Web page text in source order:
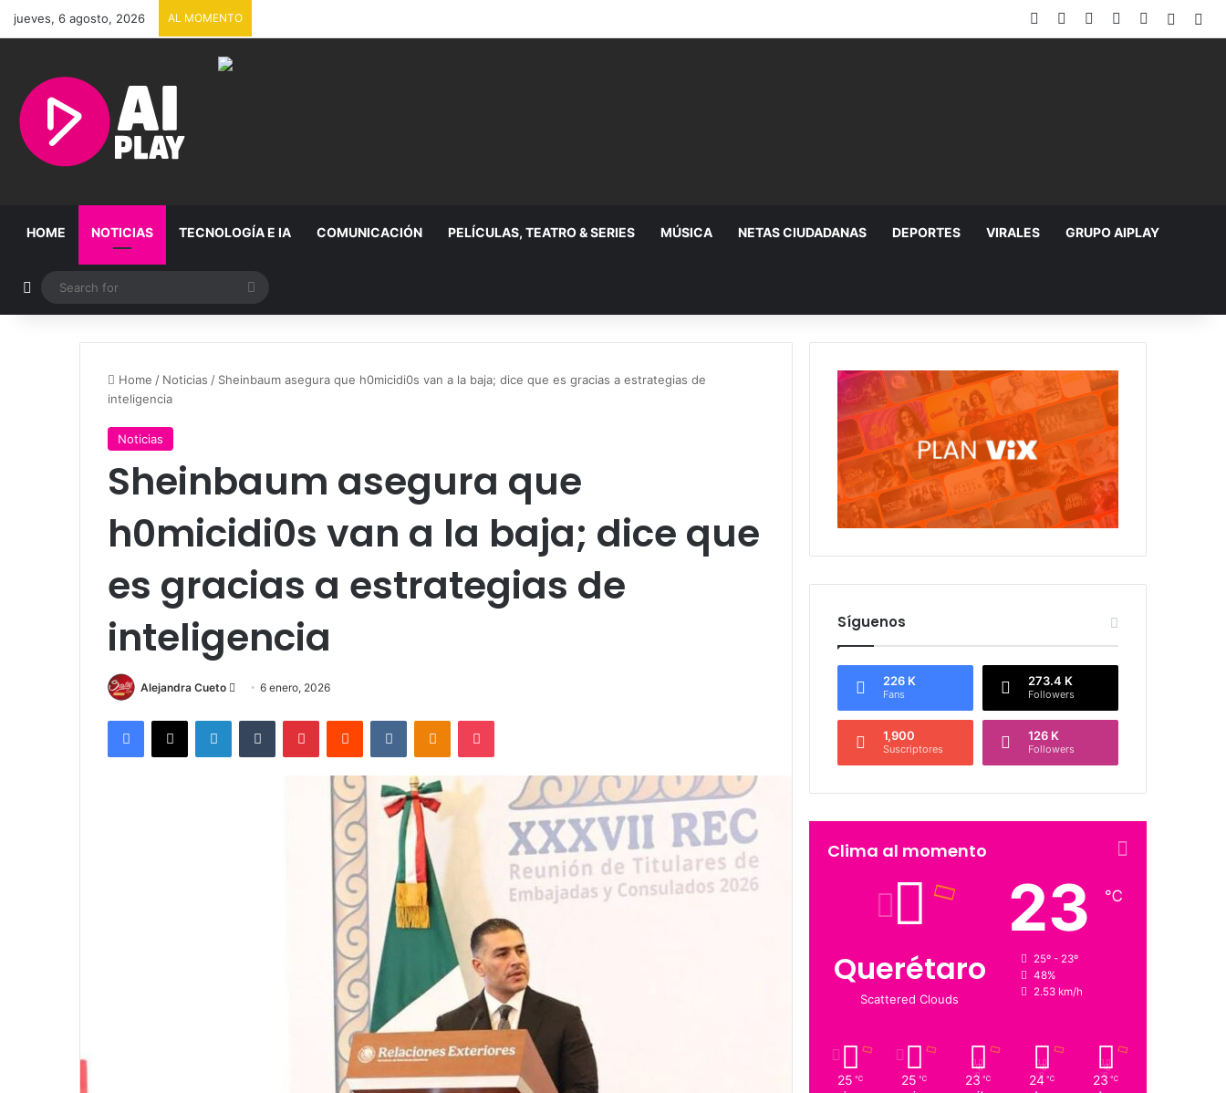
jueves, 6 agosto, 2026 AL MOMENTO Facebook YouTubeInstagram
TikTok
HOME NOTICIAS TECNOLOGÍA E IA COMUNICACIÓN PELÍCULAS, TEATRO & SERIES MÚSICA NETAS CIUDADANAS DEPORTES VIRALES GRUPO AIPLAY
Random Article
Search
for
Home / Noticias / Sheinbaum asegura que h0micidi0s van a la baja; dice que es gracias a estrategias de
inteligencia
Noticias
Sheinbaum asegura que
h0micidi0s van a la baja; dice que
es gracias a estrategias de
inteligencia
Alejandra Cueto
Send
email
6 enero, 2026
Facebook
X LinkedInTumblr PinterestReddit VKontakteOdnoklassniki
Pocket
Síguenos
226 K
Fans
273.4 K
Followers
1,900
Suscriptores
126 K
Followers
Clima al momento
Querétaro
Scattered Clouds
23 ℃
25º - 23º
48%
2.53 km/h
25 ℃ 25 ℃ 23 ℃ 24 ℃ 23 ℃